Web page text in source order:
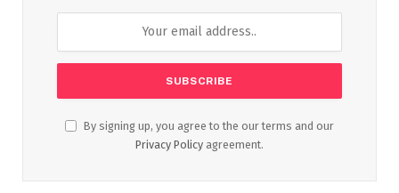
By signing up, you agree to the our terms and our
Privacy Policy agreement.